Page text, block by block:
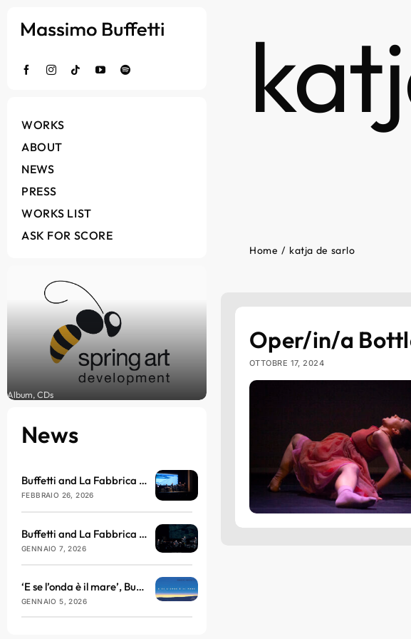
WORKS
ABOUT
NEWS
PRESS
WORKS LIST
ASK FOR SCORE
Album, CDs
News
Buffetti and La Fabbrica del Nulla arrive at the Brillante Theatre in March
FEBBRAIO 26, 2026
Buffetti and La Fabbrica del Nulla will be taking to the stage at the Teatro dell’Antella with ‘E se l’onda è il mare’
GENNAIO 7, 2026
‘E se l’onda è il mare’, Buffetti and La Fabbrica del Nulla return with sound, philosophy and vibration
GENNAIO 5, 2026
Home katja de sarlo
Oper/in/a
OTTOBRE 17, 2024